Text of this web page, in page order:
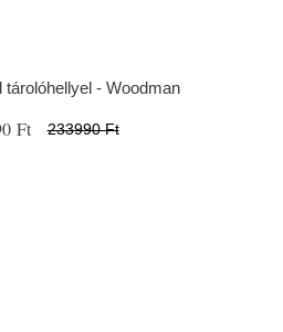
tárolóhellyel - Woodman
Ft 233990 Ft